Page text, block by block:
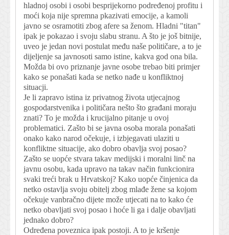
hladnoj osobi i osobi besprijekorno podređenoj profitu i
moći koja nije spremna pkazivati emocije, a kamoli
javno se osramotiti zbog afere sa ženom. Hladni "titan"
ipak je pokazao i svoju slabu stranu. A što je još bitnije,
uveo je jedan novi postulat među naše političare, a to je
dijeljenje sa javnosoti samo istine, kakva god ona bila.
Možda bi ovo priznanje javne osobe trebao biti primjer
kako se ponašati kada se netko nađe u konfliktnoj
situacji.
Je li zapravo istina iz privatnog života utjecajnog
gospodarstvenika i političara nešto što građani moraju
znati? To je možda i krucijalno pitanje u ovoj
problematici. Zašto bi se javna osoba morala ponašati
onako kako narod očekuje, i izbjegavati ulaziti u
konfliktne situacije, ako dobro obavlja svoj posao?
Zašto se uopće stvara takav medijski i moralni linč na
javnu osobu, kada upravo na takav način funkcionira
svaki treći brak u Hrvatskoj? Kako uopće činjenica da
netko ostavlja svoju obitelj zbog mlađe žene sa kojom
očekuje vanbračno dijete može utjecati na to kako će
netko obavljati svoj posao i hoće li ga i dalje obavljati
jednako dobro?
Određena poveznica ipak postoji. A to je kršenje